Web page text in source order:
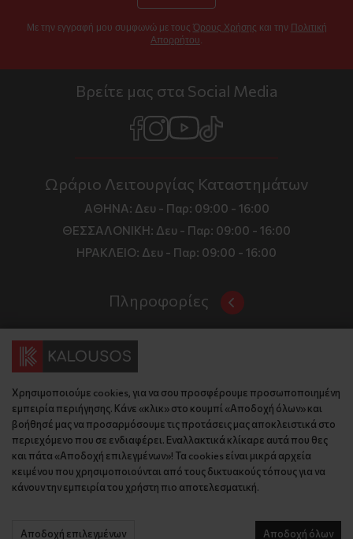
Με την εγγραφή μου συμφωνώ με τους Όρους Χρήσης και την Πολιτική
Απορρήτου
Βρείτε μας στα Social Media
Ωράριο Λειτουργίας Καταστημάτων
ΑΘΗΝΑ: Δευ - Παρ: 09:00 - 16:00
ΘΕΣΣΑΛΟΝΙΚΗ: Δευ - Παρ: 09:00 - 16:00
ΗΡΑΚΛΕΙΟ: Δευ - Παρ: 09:00 - 16:00
Πληροφορίες
Όροι και Προϋποθέσεις
Τιμές, Τρόποι Αποστολής και Πληρωμής
Πολιτική Απορρήτου
Κώδικας Δεοντολογίας
Εταιρικό Προφίλ
KLoop - Loyalty Program
Become a Brand Ambassador
Επικοινωνία
Επικοινωνία
Διεύθυνση
Έδρα: Γράμμου 29, 18345 , Μοσχάτο Αττική
Θεσ/νίκη: Λυσάνδρου 8, 54642, Θεσσαλονίκη
Κρήτη: Θερίσου 52, 71305, Ηράκλειο
Βρείτε μας στον χάρτη
Τηλέφωνο:
Έδρα: 210 775 2048
Χρησιμοποιούμε cookies, για να σου προσφέρουμε προσωποποιημένη
εμπειρία περιήγησης. Κάνε «κλικ» στο κουμπί «Αποδοχή όλων» και
βοήθησέ μας να προσαρμόσουμε τις προτάσεις μας αποκλειστικά στο
περιεχόμενο που σε ενδιαφέρει. Εναλλακτικά κλίκαρε αυτά που θες
και πάτα «Αποδοχή επιλεγμένων»! Τα cookies είναι μικρά αρχεία
κειμένου που χρησιμοποιούνται από τους δικτυακούς τόπους για να
κάνουν την εμπειρία του χρήστη πιο αποτελεσματική.
Αποδοχή επιλεγμένων Αποδοχή όλων